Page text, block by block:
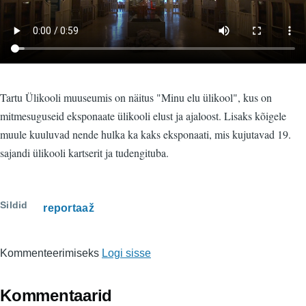
Tartu Ülikooli muuseumis on näitus "Minu elu ülikool", kus on
mitmesuguseid eksponaate ülikooli elust ja ajaloost. Lisaks kõigele
muule kuuluvad nende hulka ka kaks eksponaati, mis kujutavad 19.
sajandi ülikooli kartserit ja tudengituba.
Sildid reportaaž
Kommenteerimiseks Logi sisse
Kommentaarid